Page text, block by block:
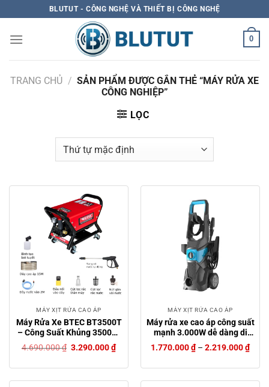
to
content
BLUTUT - CÔNG NGHỆ VÀ THIẾT BỊ CÔNG NGHỆ
0
TRANG CHỦ / SẢN PHẨM ĐƯỢC GẮN THẺ “MÁY RỬA XE
CÔNG NGHIỆP”
LỌC
MÁY XỊT RỬA CAO ÁP
Máy Rửa Xe BTEC BT3500T
– Công Suất Khủng 3500W,
Có Chỉnh Áp, Motor Dây
Đồng
4.690.000₫ Giá
4.690.000 ₫.
3.290.000₫Giá
hiện
là:
MÁY XỊT RỬA CAO ÁP
Máy rửa xe cao áp công suất
mạnh 3.000W dễ dàng di
chuyển với bánh xe
1.770.000₫– 2.219.000₫